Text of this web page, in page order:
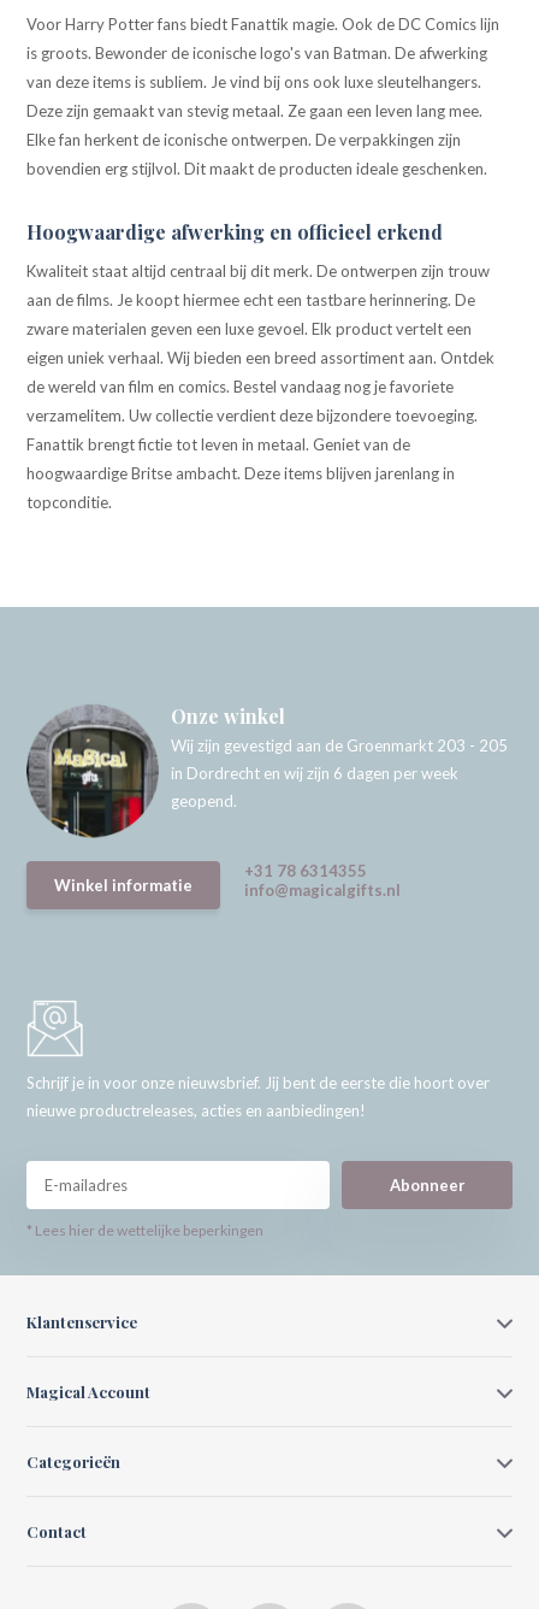
Voor Harry Potter fans biedt Fanattik magie. Ook de DC Comics lijn
is groots. Bewonder de iconische logo's van Batman. De afwerking
van deze items is subliem. Je vind bij ons ook luxe sleutelhangers.
Deze zijn gemaakt van stevig metaal. Ze gaan een leven lang mee.
Elke fan herkent de iconische ontwerpen. De verpakkingen zijn
bovendien erg stijlvol. Dit maakt de producten ideale geschenken.
Hoogwaardige afwerking en officieel erkend
Kwaliteit staat altijd centraal bij dit merk. De ontwerpen zijn trouw
aan de films. Je koopt hiermee echt een tastbare herinnering. De
zware materialen geven een luxe gevoel. Elk product vertelt een
eigen uniek verhaal. Wij bieden een breed assortiment aan. Ontdek
de wereld van film en comics. Bestel vandaag nog je favoriete
verzamelitem. Uw collectie verdient deze bijzondere toevoeging.
Fanattik brengt fictie tot leven in metaal. Geniet van de
hoogwaardige Britse ambacht. Deze items blijven jarenlang in
topconditie.
Onze winkel
Wij zijn gevestigd aan de Groenmarkt 203 - 205
in Dordrecht en wij zijn 6 dagen per week
geopend.
Winkel informatie
+31 78 6314355
info@magicalgifts.nl
Schrijf je in voor onze nieuwsbrief. Jij bent de eerste die hoort over
nieuwe productreleases, acties en aanbiedingen!
Abonneer
* Lees hier de wettelijke beperkingen
Klantenservice
Magical Account
Categorieën
Contact